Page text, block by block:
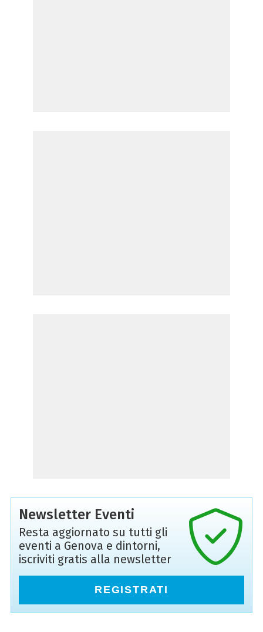
Newsletter Eventi
Resta aggiornato su tutti gli
eventi a Genova e dintorni,
iscriviti gratis alla newsletter
REGISTRATI